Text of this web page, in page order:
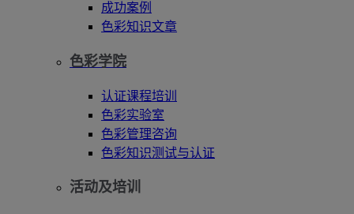
成功案例
色彩知识文章
色彩学院
认证课程培训
色彩实验室
色彩管理咨询
色彩知识测试与认证
活动及培训